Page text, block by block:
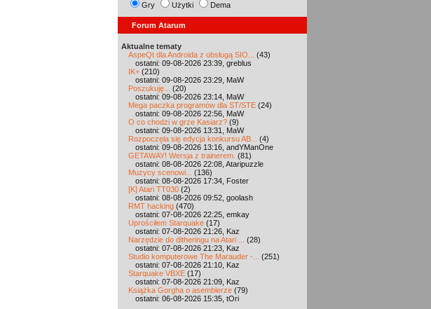
Gry Użytki Dema
Forum Atarum
Aktualne tematy
AspeQt dla Androida z obsługą SIO...
(43)
ostatni: 09-08-2026 23:39, greblus
IK+ (210)
ostatni: 09-08-2026 23:29, MaW
Poszukuję...
(20)
ostatni: 09-08-2026 23:14, MaW
Mega paczka programów dla ST/STE (24)
ostatni: 09-08-2026 22:56, MaW
O co chodzi w grze Kasiarz? (9)
ostatni: 09-08-2026 13:31, MaW
Rozpoczęła się edycja konkursu AB...
(4)
ostatni: 09-08-2026 13:16, andYManOne
GETAWAY! Wersja z trainerem. (81)
ostatni: 08-08-2026 22:08, Ataripuzzle
Muzycy scenowi...
(136)
ostatni: 08-08-2026 17:34, Foster
[K] Atari TT030 (2)
ostatni: 08-08-2026 09:52, goolash
RMT hacking (470)
ostatni: 07-08-2026 22:25, emkay
Uprościłem Starquake (17)
ostatni: 07-08-2026 21:26, Kaz
Narzędzie do ditheringu na Atari ...
(28)
ostatni: 07-08-2026 21:23, Kaz
Studio komputerowe The Marauder -...
(251)
ostatni: 07-08-2026 21:10, Kaz
Starquake VBXE (17)
ostatni: 07-08-2026 21:09, Kaz
Książka Gorgha o asemblerze (79)
ostatni: 06-08-2026 15:35, tOri